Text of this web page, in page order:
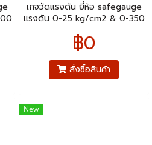
เกจวัดแรงดัน ยี่ห้อ safegauge
แรงดัน 0-25 kg/cm2 & 0-350
หน้าปัทม์ 2.5" เกลียวทองเหลือง
ออกหลังมีปีก 1/4"pt
฿0
สั่งซื้อสินค้า
New